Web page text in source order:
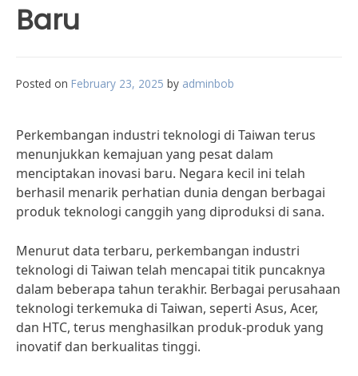
Baru
Posted on February 23, 2025 by adminbob
Perkembangan industri teknologi di Taiwan terus
menunjukkan kemajuan yang pesat dalam
menciptakan inovasi baru. Negara kecil ini telah
berhasil menarik perhatian dunia dengan berbagai
produk teknologi canggih yang diproduksi di sana.
Menurut data terbaru, perkembangan industri
teknologi di Taiwan telah mencapai titik puncaknya
dalam beberapa tahun terakhir. Berbagai perusahaan
teknologi terkemuka di Taiwan, seperti Asus, Acer,
dan HTC, terus menghasilkan produk-produk yang
inovatif dan berkualitas tinggi.